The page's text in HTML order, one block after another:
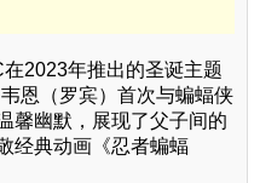
在2023年推出的圣诞主题
恩（罗宾）首次与蝙蝠侠
馨幽默，展现了父子间的
经典动画《忍者蝙蝠